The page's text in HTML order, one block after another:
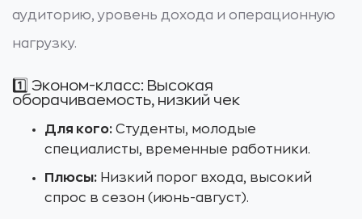
аудиторию, уровень дохода и операционную
нагрузку.
1️⃣ Эконом-класс: Высокая
оборачиваемость, низкий чек
Для кого: Студенты, молодые
специалисты, временные работники.
Плюсы: Низкий порог входа, высокий
спрос в сезон (июнь-август).